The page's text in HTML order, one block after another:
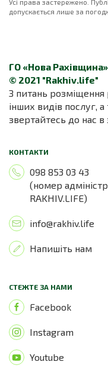
Усі права застережено.
допускається лише за
ГО «Нова Рахівщина»
© 2021 "Rakhiv.life"
З питань розміщення
інших видів послуг,
звертайтесь до нас в
КОНТАКТИ
098 853 03 43
(номер
RAKHIV.LIFE)
info@rakhiv.life
Напишіть нам
СТЕЖТЕ ЗА НАМИ
Facebook
Instagram
Youtube